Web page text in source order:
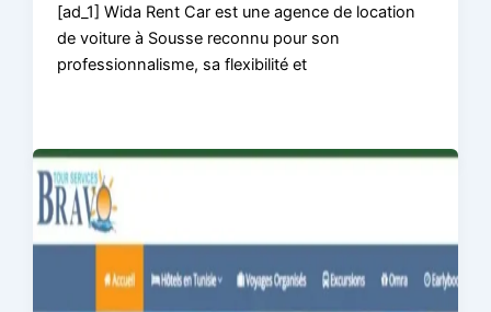
[ad_1] Wida Rent Car est une agence de location
de voiture à Sousse reconnu pour son
professionnalisme, sa flexibilité et